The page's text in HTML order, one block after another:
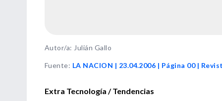
Autor/a: Julián Gallo
Fuente: LA NACION | 23.04.2006 | Página 00 |
Extra Tecnología / Tendencias